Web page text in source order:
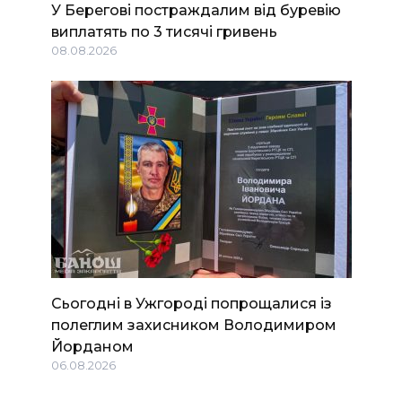
У Берегові постраждалим від буревію
виплатять по 3 тисячі гривень
08.08.2026
Сьогодні в Ужгороді попрощалися із
полеглим захисником Володимиром
Йорданом
06.08.2026